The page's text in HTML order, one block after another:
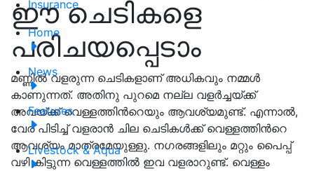
Insurance
Home
News
Features
Livestock & Aqua
ഈ ചെടികളെ
പരിചയപ്പെടാം
മണ്ണിൽ വളരുന്ന ചെടികളാണ് അധികവും നമ്മൾ
കാണുന്നത്. അതിനു പുറമെ നല്ല വളർച്ചയ്ക്ക്
അവയ്ക്ക് വെള്ളത്തിൻറെയും ആവശ്യമുണ്ട്. എന്നാല്‍,
വേര് പിടിച്ച് വളരാൻ ചില ചെടികൾക്ക് വെള്ളത്തിൻറെ
ആവശ്യം മാത്രമേയുള്ളു. നഗരങ്ങളിലും മറ്റും പൈപ്പ്
വഴി കിട്ടുന്ന വെള്ളത്തില്‍ ഇവ വളരാറുണ്ട്. വെള്ളം